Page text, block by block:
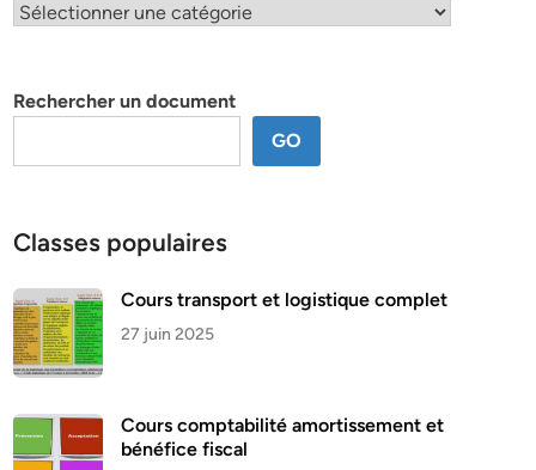
Classification
Rechercher un document
GO
Classes populaires
Cours transport et logistique complet
27 juin 2025
Cours comptabilité amortissement et
bénéfice fiscal